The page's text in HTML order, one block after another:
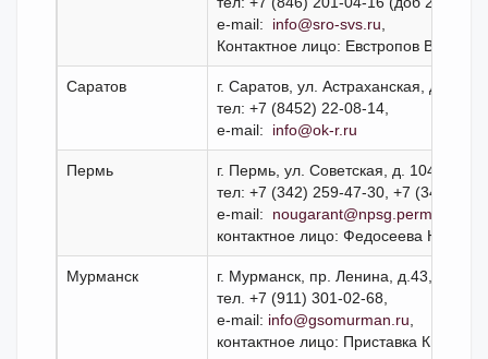
e-mail: info@sro-svs.ru
Контактное лицо: Евстропов
Саратов
г. Саратов, ул. Астраханская, дом
тел: +7 (8452) 22-08-14,
e-mail: info@ok-r.ru
Пермь
г. Пермь, ул. Советская, д. 104, каб.
тел: +7 (342) 259-47-30, +7 (342)
e-mail: nougarant@npsg.perm.ru
контактное лицо: Федосеева
Мурманск
г. Мурманск, пр. Ленина, д.43, 2
тел. +7 (911) 301-02-68,
e-mail: info@gsomurman.ru
контактное лицо: Приставка Кирилл